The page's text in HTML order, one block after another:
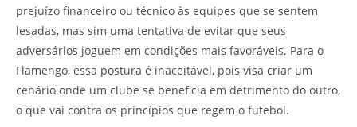
prejuízo financeiro ou técnico às equipes que se sentem
lesadas, mas sim uma tentativa de evitar que seus
adversários joguem em condições mais favoráveis. Para o
Flamengo, essa postura é inaceitável, pois visa criar um
cenário onde um clube se beneficia em detrimento do outro,
o que vai contra os princípios que regem o futebol.